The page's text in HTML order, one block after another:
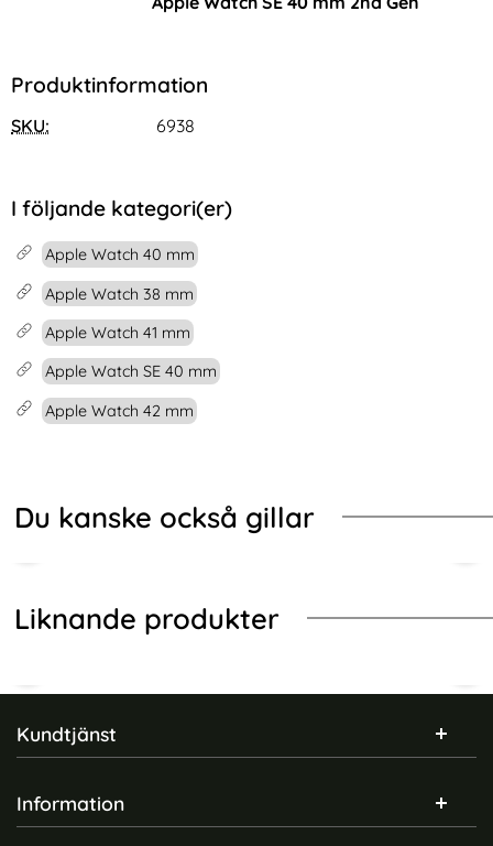
Produktinformation
SKU: 6938
I följande kategori(er)
Apple Watch 40 mm
Apple Watch 38 mm
Apple Watch 41 mm
Apple Watch SE 40 mm
Apple Watch 42 mm
Du kanske också gillar
Liknande produkter
Sidfot Blandad info och länkar
Kundtjänst
Information